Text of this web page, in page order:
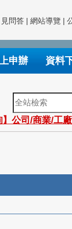
問答 | 網站導覽 |
申辦 資料
全
站
檢
索
公司/商業/工